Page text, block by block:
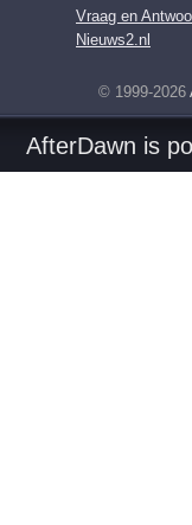
Vraag en
Nieuws2.nl
© 1999-2026
AfterDawn is